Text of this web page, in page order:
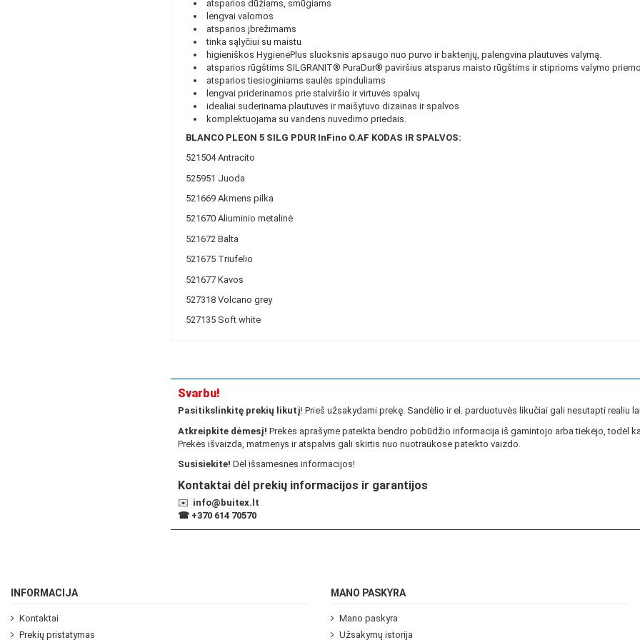
atsparios dūžiams, smūgiams
lengvai valomos
atsparios įbrėžimams
tinka sąlyčiui su maistu
higieniškos HygienePlus sluoksnis apsaugo nuo purvo ir bakterijų, palengvina plautuvės valymą.
atsparios rūgštims SILGRANIT® PuraDur® paviršius atsparus maisto rūgštims ir stiprioms valymo
atsparios tiesioginiams saulės spinduliams
lengvai priderinamos prie stalviršio ir virtuvės spalvų
idealiai suderinama plautuvės ir maišytuvo dizainas ir spalvos
komplektuojama su vandens nuvedimo priedais.
BLANCO PLEON 5 SILG PDUR InFino O.AF KODAS IR SPALVOS:
521504 Antracito
525951 Juoda
521669 Akmens pilka
521670 Aliuminio metalinė
521672 Balta
521675 Triufelio
521677 Kavos
527318 Volcano grey
527135 Soft white
Svarbu!
Pasitikslinkitę prekių likutį! Prieš užsakydami prekę. Sandėlio ir el. parduotuvės likučiai gali nesutapti realiu
Atkreipkite dėmesį! Prekės aprašyme pateikta bendro pobūdžio informacija iš gamintojo arba tiekėjo, todėl
Prekės išvaizda, matmenys ir atspalvis gali skirtis nuo nuotraukose pateikto vaizdo.
Susisiekite! Dėl išsamesnės informacijos!
Kontaktai dėl prekių informacijos ir garantijos
✉️ info@buitex.lt
☎ +370 614 70570
INFORMACIJA
Kontaktai
Prekių pristatymas
MANO PASKYRA
Mano paskyra
Užsakymų istorija